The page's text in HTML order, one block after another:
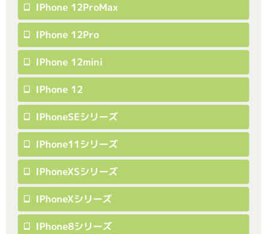
IPhone 12ProMax
IPhone 12Pro
IPhone 12mini
IPhone 12
IPhoneSEシリーズ
IPhone11シリーズ
IPhoneXSシリーズ
IPhoneXシリーズ
IPhone8シリーズ